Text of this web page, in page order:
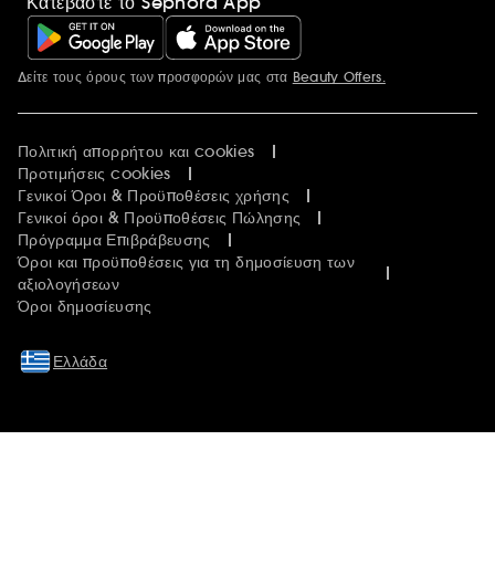
Περισσότερες πληροφορίες
Δείτε τους όρους των προσφορών μας στα Beauty Offers.
Πολιτική απορρήτου και cookies
Προτιμήσεις cookies
Γενικοί Όροι & Προϋποθέσεις χρήσης
Γενικοί όροι & Προϋποθέσεις Πώλησης
Πρόγραμμα Επιβράβευσης
Όροι και προϋποθέσεις για τη δημοσίευση των
αξιολογήσεων
Όροι δημοσίευσης
Ελλάδα